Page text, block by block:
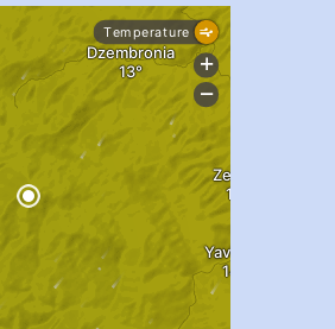
pimrec_project